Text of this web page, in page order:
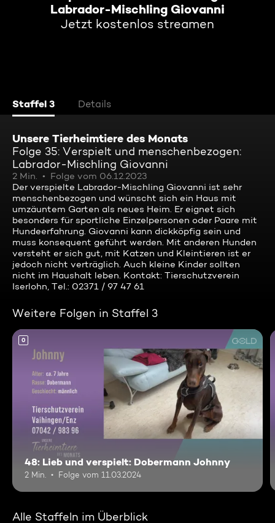
Labrador-Mischling Giovanni
Jetzt kostenlos streamen
Staffel 3 Details
Unsere Tierheimtiere des Monats
Folge 35: Verspielt und menschenbezogen:
Labrador-Mischling Giovanni
2 Min.
Folge vom 06.12.2023
Der verspielte Labrador-Mischling Giovanni ist sehr
menschenbezogen und wünscht sich ein Haus mit
umzäuntem Garten als neues Heim. Er eignet sich
besonders für sportliche Einzelpersonen oder Paare mit
Hundeerfahrung. Giovanni kann dickköpfig sein und
muss konsequent geführt werden. Mit anderen Hunden
versteht er sich gut, mit Katzen und Kleintieren ist er
jedoch nicht verträglich. Auch kleine Kinder sollten
nicht im Haushalt leben. Kontakt: Tierschutzverein
Iserlohn, Tel.: 02371 / 97 47 61
Weitere Folgen in Staffel 3
0
48: Lieb und verspielt: Dobermann Johnny
2 Min. Folge vom 11.03.2024
Alle Staffeln im Überblick